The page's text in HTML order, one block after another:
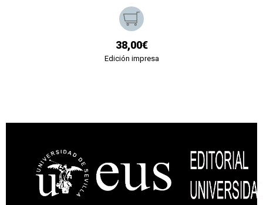
38,00€
Edición impresa